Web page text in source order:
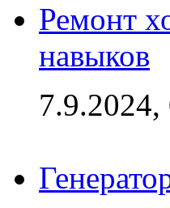
Ремонт
навыков
7.9.2024,